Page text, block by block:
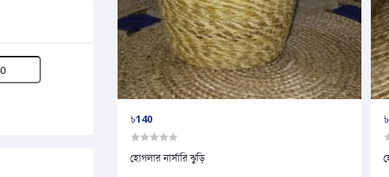
৳140
হোগলার নার্সারি ঝুড়ি